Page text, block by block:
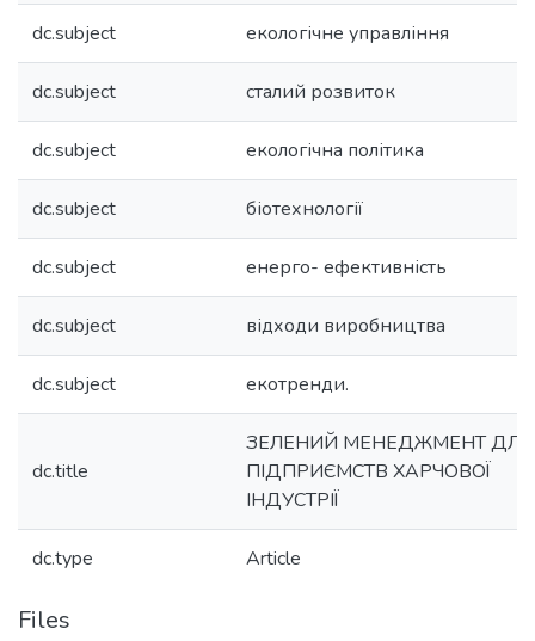
dc.subject екологічне управління
dc.subject сталий розвиток
dc.subject екологічна політика
dc.subject біотехнології
dc.subject енерго- ефективність
dc.subject відходи виробництва
dc.subject екотренди.
dc.title
ЗЕЛЕНИЙ МЕНЕДЖМЕНТ ДЛЯ
ПІДПРИЄМСТВ ХАРЧОВОЇ
ІНДУСТРІЇ
dc.type Article
Files